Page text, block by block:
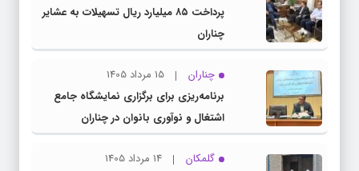
پرداخت ۸۵ میلیارد ریال تسهیلات به عشایر
چناران
چناران
15 مرداد 1405
برنامه‌ریزی برای برگزاری نمایشگاه جامع
اشتغال و نوآوری بانوان در چناران
گلمکان
14 مرداد 1405